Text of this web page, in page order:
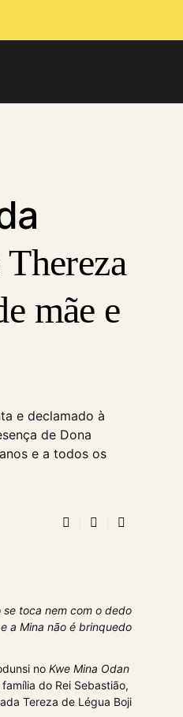
mãe e
e declamado à
de Dona
e a todos os
se toca nem com o dedo
a Mina não é brinquedo
no Kwe Mina Odan
do Rei Sebastião,
Tereza de Légua Boji